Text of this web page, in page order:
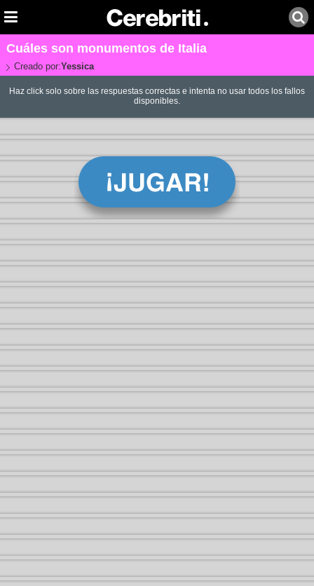
Cuáles son monumentos de Italia
Creado por:Yessica
Haz click solo sobre las respuestas correctas e intenta no usar todos los fallos
disponibles.